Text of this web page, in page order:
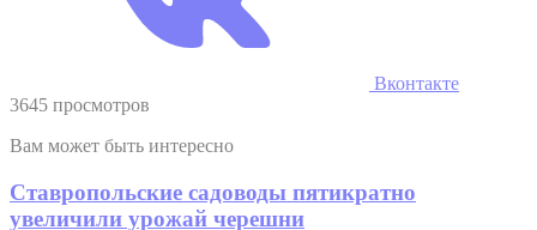
Вконтакте
3645 просмотров
Вам может быть интересно
Ставропольские садоводы пятикратно
увеличили урожай черешни